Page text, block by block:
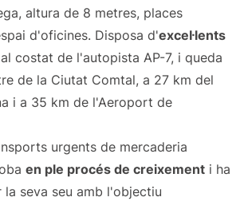
altura de 8 metres, places
d'oficines. Disposa d'excel·lents
costat de l'autopista AP-7, i queda
de la Ciutat Comtal, a 27 km del
i a 35 km de l'Aeroport de
urgents de mercaderia
en ple procés de creixement i ha
seva seu amb l'objectiu